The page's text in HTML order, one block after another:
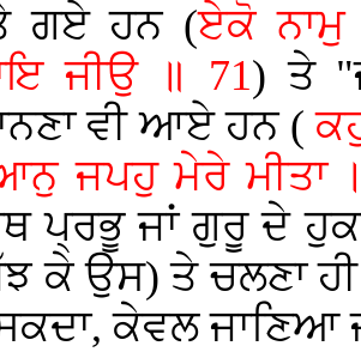
ਗਏ ਹਨ (ਏਕੋ ਨਾਮੁ
ਜੀਉ ॥ 71) ਤੇ
ਵੀ ਆਏ ਹਨ (
ਜਪਹੁ ਮੇਰੇ ਮੀਤਾ
ਪ੍ਰਭੂ ਜਾਂ ਗੁਰੂ ਦੇ
ਕੇ ਉਸ) ਤੇ ਚਲਣਾ
ਕੇਵਲ ਜਾਣਿਆ